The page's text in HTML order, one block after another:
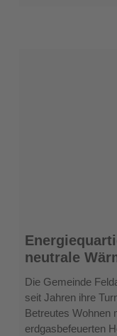
Energiequartier
Feldafing:
CO₂-
neutrale
Wärme
und
Strom
neutrale
Die Gemeinde
seit Jahren ihre
Betreutes Wohnen
erdgasbefeuerten